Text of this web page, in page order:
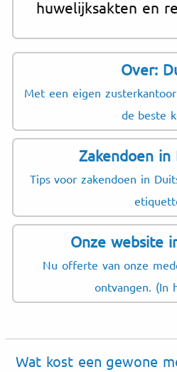
huwelijksakten en
Over:
Met een eigen
de beste
Zakendoen in
Tips voor zakendoen in
Onze website
Nu offerte van onze
ontvangen. (In
Wat kost een gewone